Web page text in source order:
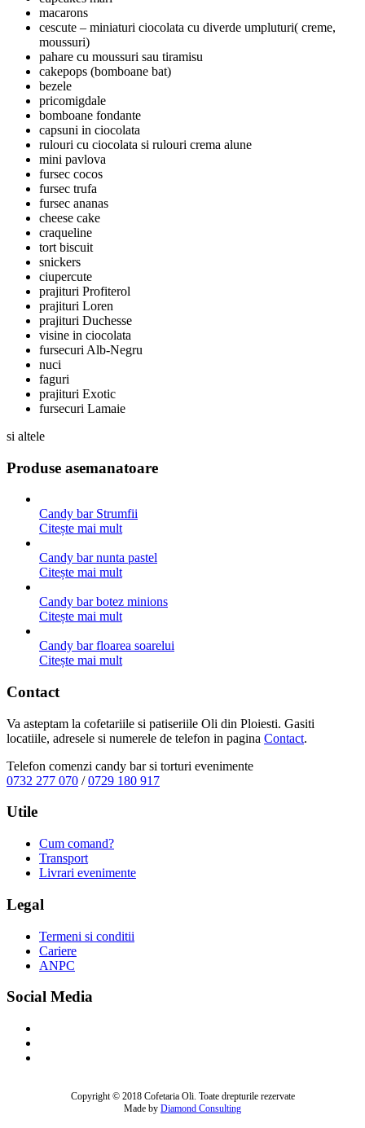
macarons
cescute – miniaturi ciocolata cu diverde umpluturi( creme,
moussuri)
pahare cu moussuri sau tiramisu
cakepops (bomboane bat)
bezele
pricomigdale
bomboane fondante
capsuni in ciocolata
rulouri cu ciocolata si rulouri crema alune
mini pavlova
fursec cocos
fursec trufa
fursec ananas
cheese cake
craqueline
tort biscuit
snickers
ciupercute
prajituri Profiterol
prajituri Loren
prajituri Duchesse
visine in ciocolata
fursecuri Alb-Negru
nuci
faguri
prajituri Exotic
fursecuri Lamaie
si altele
Produse asemanatoare
Candy bar Strumfii
Citește mai mult
Candy bar nunta pastel
Citește mai mult
Candy bar botez minions
Citește mai mult
Candy bar floarea soarelui
Citește mai mult
Contact
Va asteptam la cofetariile si patiseriile Oli din Ploiesti. Gasiti
locatiile, adresele si numerele de telefon in pagina Contact.
Telefon comenzi candy bar si torturi evenimente
0732 277 070 /0729 180 917
Utile
Cum comand?
Transport
Livrari evenimente
Legal
Termeni si conditii
Cariere
ANPC
Social Media
Copyright © 2018 Cofetaria Oli. Toate drepturile rezervate
Made by Diamond Consulting